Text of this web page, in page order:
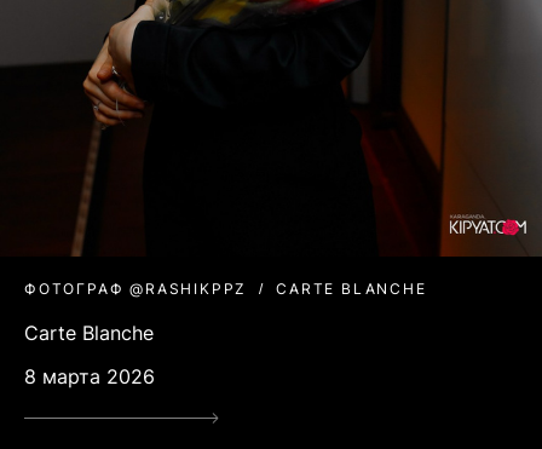
ФОТОГРАФ @RASHIKPPZ CARTE BLANCHE
Carte Blanche
8 марта 2026